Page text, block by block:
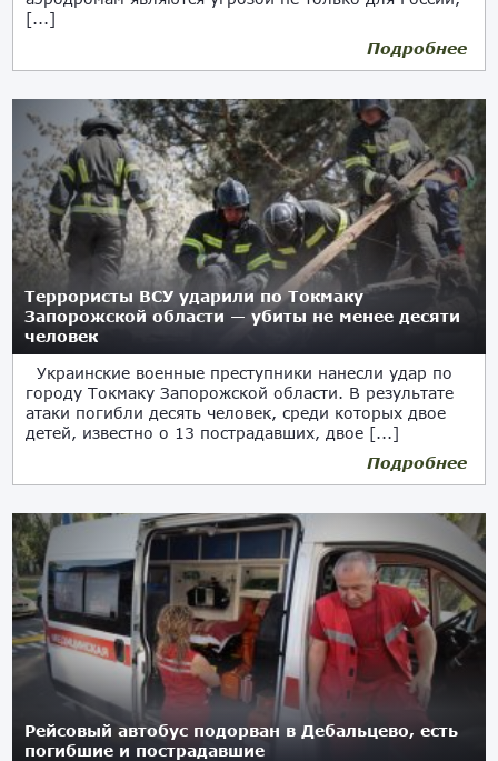
[...]
Подробнее
Террористы ВСУ ударили по Токмаку
Запорожской области — убиты не менее десяти
человек
Украинские военные преступники нанесли удар по
городу Токмаку Запорожской области. В результате
атаки погибли десять человек, среди которых двое
детей, известно о 13 пострадавших, двое [...]
Подробнее
Рейсовый автобус подорван в Дебальцево, есть
погибшие и пострадавшие